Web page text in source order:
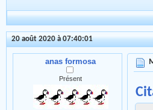
20 août 2020 à 07:40:01
anas formosa
Présent